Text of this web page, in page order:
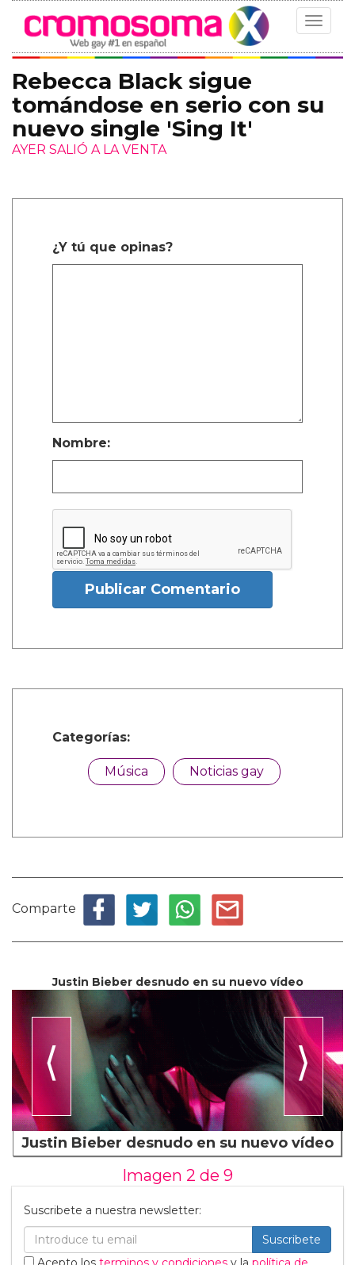
Toggle
Rebecca Black sigue
tomándose en serio con su
nuevo single 'Sing It'
AYER SALIÓ A LA VENTA
¿Y tú que opinas?
Nombre:
Publicar Comentario
Categorías:
Música Noticias gay
Comparte
Justin Bieber desnudo en su nuevo vídeo
⟨ ⟩
Justin Bieber desnudo en su nuevo vídeo
Imagen 2 de 9
Suscribete a nuestra newsletter:
Suscribete